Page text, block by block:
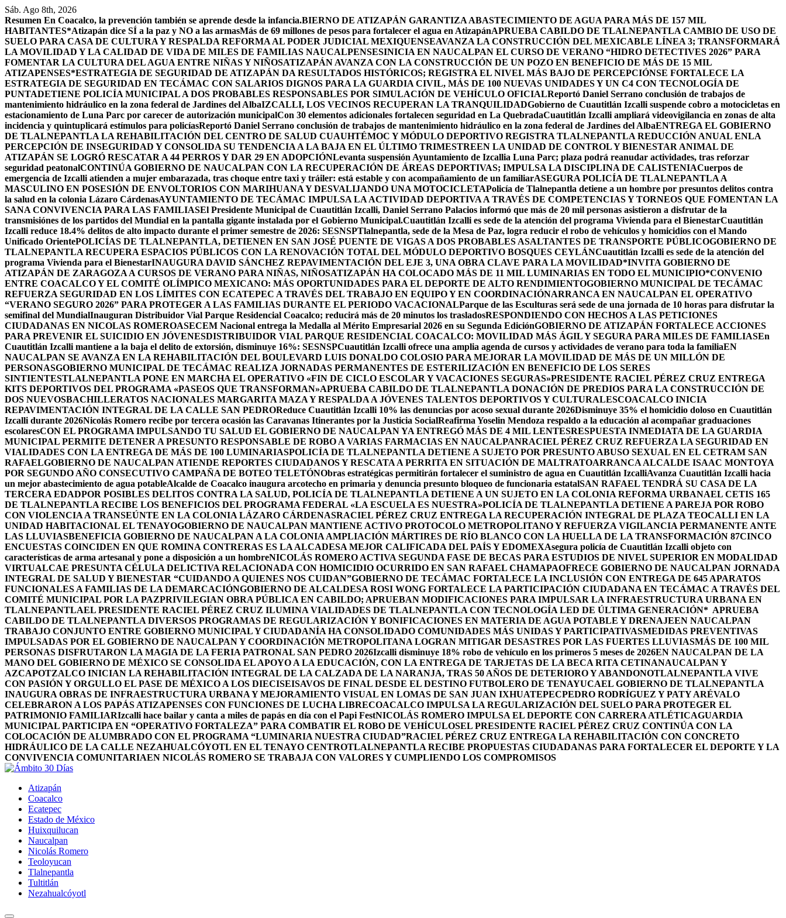
Saltar
al
contenido
Sáb. Ago 8th, 2026
Resumen En Coacalco, la prevención también se aprende desde la infancia.BIERNO DE ATIZAPÁN GARANTIZA ABASTECIMIENTO DE AGUA PARA MÁS DE 157 MIL
HABITANTES*Atizapán dice SÍ a la paz y NO a las armasMás de 69 millones de pesos para fortalecer el agua en AtizapánAPRUEBA CABILDO DE TLALNEPANTLA CAMBIO DE USO DE
SUELO PARA CASA DE CULTURA Y RESPALDA REFORMA AL PODER JUDICIAL MEXIQUENSEAVANZA LA CONSTRUCCIÓN DEL MEXICABLE LÍNEA 3; TRANSFORMARÁ
LA MOVILIDAD Y LA CALIDAD DE VIDA DE MILES DE FAMILIAS NAUCALPENSESINICIA EN NAUCALPAN EL CURSO DE VERANO “HIDRO DETECTIVES 2026” PARA
FOMENTAR LA CULTURA DEL AGUA ENTRE NIÑAS Y NIÑOSATIZAPÁN AVANZA CON LA CONSTRUCCIÓN DE UN POZO EN BENEFICIO DE MÁS DE 15 MIL
ATIZAPENSES*ESTRATEGIA DE SEGURIDAD DE ATIZAPÁN DA RESULTADOS HISTÓRICOS; REGISTRA EL NIVEL MÁS BAJO DE PERCEPCIÓNSE FORTALECE LA
ESTRATEGIA DE SEGURIDAD EN TECÁMAC CON SALARIOS DIGNOS PARA LA GUARDIA CIVIL, MÁS DE 100 NUEVAS UNIDADES Y UN C4 CON TECNOLOGÍA DE
PUNTADETIENE POLICÍA MUNICIPAL A DOS PROBABLES RESPONSABLES POR SIMULACIÓN DE VEHÍCULO OFICIALReportó Daniel Serrano conclusión de trabajos de
mantenimiento hidráulico en la zona federal de Jardines del AlbaIZCALLI, LOS VECINOS RECUPERAN LA TRANQUILIDADGobierno de Cuautitlán Izcalli suspende cobro a motocicletas en
estacionamiento de Luna Parc por carecer de autorización municipalCon 30 elementos adicionales fortalecen seguridad en La QuebradaCuautitlán Izcalli ampliará videovigilancia en zonas de alta
incidencia y quintuplicará estímulos para policíasReportó Daniel Serrano conclusión de trabajos de mantenimiento hidráulico en la zona federal de Jardines del AlbaENTREGA EL GOBIERNO
DE TLALNEPANTLA LA REHABILITACIÓN DEL CENTRO DE SALUD CUAUHTÉMOC Y MÓDULO DEPORTIVO REGISTRA TLALNEPANTLA REDUCCIÓN ANUAL ENLA
PERCEPCIÓN DE INSEGURIDAD Y CONSOLIDA SU TENDENCIA A LA BAJA EN EL ÚLTIMO TRIMESTREEN LA UNIDAD DE CONTROL Y BIENESTAR ANIMAL DE
ATIZAPÁN SE LOGRÓ RESCATAR A 44 PERROS Y DAR 29 EN ADOPCIÓNLevanta suspensión Ayuntamiento de Izcallia Luna Parc; plaza podrá reanudar actividades, tras reforzar
seguridad peatonalCONTINÚA GOBIERNO DE NAUCALPAN CON LA RECUPERACIÓN DE ÁREAS DEPORTIVAS; IMPULSA LA DISCIPLINA DE CALISTENIACuerpos de
emergencia de Izcalli atienden a mujer embarazada, tras choque entre taxi y tráiler: está estable y con acompañamiento de un familiarASEGURA POLICÍA DE TLALNEPANTLA A
MASCULINO EN POSESIÓN DE ENVOLTORIOS CON MARIHUANA Y DESVALIJANDO UNA MOTOCICLETAPolicía de Tlalnepantla detiene a un hombre por presuntos delitos contra
la salud en la colonia Lázaro CárdenasAYUNTAMIENTO DE TECÁMAC IMPULSA LA ACTIVIDAD DEPORTIVA A TRAVÉS DE COMPETENCIAS Y TORNEOS QUE FOMENTAN LA
SANA CONVIVENCIA PARA LAS FAMILIASEl Presidente Municipal de Cuautitlán Izcalli, Daniel Serrano Palacios informó que más de 20 mil personas asistieron a disfrutar de la
transmisiónes de los partidos del Mundial en la pantalla gigante instalada por el Gobierno Municipal.Cuautitlán Izcalli es sede de la atención del programa Vivienda para el BienestarCuautitlán
Izcalli reduce 18.4% delitos de alto impacto durante el primer semestre de 2026: SESNSPTlalnepantla, sede de la Mesa de Paz, logra reducir el robo de vehículos y homicidios con el Mando
Unificado OrientePOLICÍAS DE TLALNEPANTLA, ​DETIENEN EN SAN JOSÉ PUENTE DE VIGAS A DOS PROBABLES ASALTANTES DE TRANSPORTE PÚBLICOGOBIERNO DE
TLALNEPANTLA RECUPERA ESPACIOS PÚBLICOS CON LA RENOVACIÓN TOTAL DEL MÓDULO DEPORTIVO BOSQUES CEYLÁNCuautitlán Izcalli es sede de la atención del
programa Vivienda para el BienestarINAUGURA DAVID SÁNCHEZ REPAVIMENTACIÓN DEL EJE 3, UNA OBRA CLAVE PARA LA MOVILIDAD*INVITA GOBIERNO DE
ATIZAPÁN DE ZARAGOZA A CURSOS DE VERANO PARA NIÑAS, NIÑOSATIZAPÁN HA COLOCADO MÁS DE 11 MIL LUMINARIAS EN TODO EL MUNICIPIO*CONVENIO
ENTRE COACALCO Y EL COMITÉ OLÍMPICO MEXICANO: MÁS OPORTUNIDADES PARA EL DEPORTE DE ALTO RENDIMIENTOGOBIERNO MUNICIPAL DE TECÁMAC
REFUERZA SEGURIDAD EN LOS LÍMITES CON ECATEPEC A TRAVÉS DEL TRABAJO EN EQUIPO Y EN COORDINACIÓNARRANCA EN NAUCALPAN EL OPERATIVO
“VERANO SEGURO 2026” PARA PROTEGER A LAS FAMILIAS DURANTE EL PERIODO VACACIONALParque de las Esculturas será sede de una jornada de 10 horas para disfrutar la
semifinal del MundialInauguran Distribuidor Vial Parque Residencial Coacalco; reducirá más de 20 minutos los trasladosRESPONDIENDO CON HECHOS A LAS PETICIONES
CIUDADANAS EN NICOLAS ROMEROASECEM Nacional entrega la Medalla al Mérito Empresarial 2026 en su Segunda EdiciónGOBIERNO DE ATIZAPÁN FORTALECE ACCIONES
PARA PREVENIR EL SUICIDIO EN JÓVENESDISTRIBUIDOR VIAL PARQUE RESIDENCIAL COACALCO: MOVILIDAD MÁS ÁGIL Y SEGURA PARA MILES DE FAMILIASEn
Cuautitlán Izcalli mantiene a la baja el delito de extorsión, disminuye 16%: SESNSPCuautitlán Izcalli ofrece una amplia agenda de cursos y actividades de verano para toda la familiaEN
NAUCALPAN SE AVANZA EN LA REHABILITACIÓN DEL BOULEVARD LUIS DONALDO COLOSIO PARA MEJORAR LA MOVILIDAD DE MÁS DE UN MILLÓN DE
PERSONASGOBIERNO MUNICIPAL DE TECÁMAC REALIZA JORNADAS PERMANENTES DE ESTERILIZACIÓN EN BENEFICIO DE LOS SERES
SINTIENTESTLALNEPANTLA PONE EN MARCHA EL OPERATIVO «FIN DE CICLO ESCOLAR Y VACACIONES SEGURAS»PRESIDENTE RACIEL PÉREZ CRUZ ENTREGA
KITS DEPORTIVOS DEL PROGRAMA «PASEOS QUE TRANSFORMAN»APRUEBA CABILDO DE TLALNEPANTLA DONACIÓN DE PREDIOS PARA LA CONSTRUCCIÓN DE
DOS NUEVOSBACHILLERATOS NACIONALES MARGARITA MAZA Y RESPALDA A JÓVENES TALENTOS DEPORTIVOS Y CULTURALESCOACALCO INICIA
REPAVIMENTACIÓN INTEGRAL DE LA CALLE SAN PEDROReduce Cuautitlán Izcalli 10% las denuncias por acoso sexual durante 2026Disminuye 35% el homicidio doloso en Cuautitlán
Izcalli durante 2026Nicolás Romero recibe por tercera ocasión las Caravanas Itinerantes por la Justicia SocialReafirma Yoselin Mendoza respaldo a la educación al acompañar graduaciones
escolaresCON EL PROGRAMA IMPULSANDO TU SALUD EL GOBIERNO DE NAUCALPAN YA ENTREGÓ MÁS DE 4 MIL LENTESRESPUESTA INMEDIATA DE LA GUARDIA
MUNICIPAL PERMITE DETENER A PRESUNTO RESPONSABLE DE ROBO A VARIAS FARMACIAS EN NAUCALPANRACIEL PÉREZ CRUZ REFUERZA LA SEGURIDAD EN
VIALIDADES CON LA ENTREGA DE MÁS DE 100 LUMINARIASPOLICÍA DE TLALNEPANTLA DETIENE A SUJETO POR PRESUNTO ABUSO SEXUAL EN EL CETRAM SAN
RAFAELGOBIERNO DE NAUCALPAN ATIENDE REPORTES CIUDADANOS Y RESCATA A PERRITA EN SITUACIÓN DE MALTRATOARRANCA ALCALDE ISAAC MONTOYA
POR SEGUNDO AÑO CONSECUTIVO CAMPAÑA DE BOTEO TELETÓNObras estratégicas permitirán fortalecer el suministro de agua en Cuautitlán IzcalliAvanza Cuautitlán Izcalli hacia
un mejor abastecimiento de agua potableAlcalde de Coacalco inaugura arcotecho en primaria y denuncia presunto bloqueo de funcionaria estatalSAN RAFAEL TENDRÁ SU CASA DE LA
TERCERA EDADPOR POSIBLES DELITOS CONTRA LA SALUD, POLICÍA DE TLALNEPANTLA DETIENE A UN SUJETO EN LA COLONIA REFORMA URBANAEL CETIS 165
DE TLALNEPANTLA RECIBE LOS BENEFICIOS DEL PROGRAMA FEDERAL «LA ESCUELA ES NUESTRA»POLICÍA DE TLALNEPANTLA DETIENE A PAREJA POR ROBO
CON VIOLENCIA A TRANSEÚNTE EN LA COLONIA LÁZARO CÁRDENASRACIEL PÉREZ CRUZ ENTREGA LA RECUPERACIÓN INTEGRAL DE PLAZA TEOCALLI EN LA
UNIDAD HABITACIONAL EL TENAYOGOBIERNO DE NAUCALPAN MANTIENE ACTIVO PROTOCOLO METROPOLITANO Y REFUERZA VIGILANCIA PERMANENTE ANTE
LAS LLUVIASBENEFICIA GOBIERNO DE NAUCALPAN A LA COLONIA AMPLIACIÓN MÁRTIRES DE RÍO BLANCO CON LA HUELLA DE LA TRANSFORMACIÓN 87CINCO
ENCUESTAS COINCIDEN EN QUE ROMINA CONTRERAS ES LA ALCADESA MEJOR CALIFICADA DEL PAÍS Y EDOMEXAsegura policía de Cuautitlán Izcalli objeto con
características de arma artesanal y pone a disposición a un hombreNICOLÁS ROMERO ACTIVA SEGUNDA FASE DE BECAS PARA ESTUDIOS DE NIVEL SUPERIOR EN MODALIDAD
VIRTUALCAE PRESUNTA CÉLULA DELICTIVA RELACIONADA CON HOMICIDIO OCURRIDO EN SAN RAFAEL CHAMAPAOFRECE GOBIERNO DE NAUCALPAN JORNADA
INTEGRAL DE SALUD Y BIENESTAR “CUIDANDO A QUIENES NOS CUIDAN”GOBIERNO DE TECÁMAC FORTALECE LA INCLUSIÓN CON ENTREGA DE 645 APARATOS
FUNCIONALES A FAMILIAS DE LA DEMARCACIÓNGOBIERNO DE ALCALDESA ROSI WONG FORTALECE LA PARTICIPACIÓN CIUDADANA EN TECÁMAC A TRAVÉS DEL
COMITÉ MUNICIPAL POR LA PAZPRIVILEGIAN OBRA PÚBLICA EN CABILDO; APRUEBAN MODIFICACIONES PARA IMPULSAR LA INFRAESTRUCTURA URBANA EN
TLALNEPANTLAEL PRESIDENTE RACIEL PÉREZ CRUZ ILUMINA VIALIDADES DE TLALNEPANTLA CON TECNOLOGÍA LED DE ÚLTIMA GENERACIÓN* APRUEBA
CABILDO DE TLALNEPANTLA DIVERSOS PROGRAMAS DE REGULARIZACIÓN Y BONIFICACIONES EN MATERIA DE AGUA POTABLE Y DRENAJEEN NAUCALPAN
TRABAJO CONJUNTO ENTRE GOBIERNO MUNICIPAL Y CIUDADANÍA HA CONSOLIDADO COMUNIDADES MÁS UNIDAS Y PARTICIPATIVASMEDIDAS PREVENTIVAS
IMPULSADAS POR EL GOBIERNO DE NAUCALPAN Y COORDINACIÓN METROPOLITANA LOGRAN MITIGAR DESASTRES POR LAS FUERTES LLUVIASMÁS DE 100 MIL
PERSONAS DISFRUTARON LA MAGIA DE LA FERIA PATRONAL SAN PEDRO 2026Izcalli disminuye 18% robo de vehículo en los primeros 5 meses de 2026EN NAUCALPAN DE LA
MANO DEL GOBIERNO DE MÉXICO SE CONSOLIDA EL APOYO A LA EDUCACIÓN, CON LA ENTREGA DE TARJETAS DE LA BECA RITA CETINANAUCALPAN Y
AZCAPOTZALCO INICIAN LA REHABILITACIÓN INTEGRAL DE LA CALZADA DE LA NARANJA, TRAS 50 AÑOS DE DETERIORO Y ABANDONOTLALNEPANTLA VIVE
CON PASIÓN Y ORGULLO EL PASE DE MÉXICO A LOS DIECISEISAVOS DE FINAL DESDE EL DESTINO FUTBOLERO DE TENAYUCAEL GOBIERNO DE TLALNEPANTLA
INAUGURA OBRAS DE INFRAESTRUCTURA URBANA Y MEJORAMIENTO VISUAL EN LOMAS DE SAN JUAN IXHUATEPECPEDRO RODRÍGUEZ Y PATY ARÉVALO
CELEBRARON A LOS PAPÁS ATIZAPENSES CON FUNCIONES DE LUCHA LIBRECOACALCO IMPULSA LA REGULARIZACIÓN DEL SUELO PARA PROTEGER EL
PATRIMONIO FAMILIARIzcalli hace bailar y canta a miles de papás en día con el Papi FestNICOLÁS ROMERO IMPULSA EL DEPORTE CON CARRERA ATLÉTICAGUARDIA
MUNICIPAL PARTICIPA EN “OPERATIVO FORTALEZA” PARA COMBATIR EL ROBO DE VEHÍCULOSEL PRESIDENTE RACIEL PÉREZ CRUZ CONTINÚA CON LA
COLOCACIÓN DE ALUMBRADO CON EL PROGRAMA “LUMINARIA NUESTRA CIUDAD”RACIEL PÉREZ CRUZ ENTREGA LA REHABILITACIÓN CON CONCRETO
HIDRÁULICO DE LA CALLE NEZAHUALCÓYOTL EN EL TENAYO CENTROTLALNEPANTLA RECIBE PROPUESTAS CIUDADANAS PARA FORTALECER EL DEPORTE Y LA
CONVIVENCIA COMUNITARIAEN NICOLÁS ROMERO SE TRABAJA CON VALORES Y CUMPLIENDO LOS COMPROMISOS
Atizapán
Coacalco
Ecatepec
Estado de México
Huixquilucan
Naucalpan
Nicolás Romero
Teoloyucan
Tlalnepantla
Tultitlán
Nezahualcóyotl